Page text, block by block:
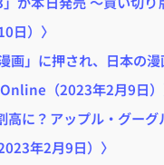
日）〉
画」に押され、日本の
（2023年2月9日）
高に？アップル・グー
年2月9日）〉